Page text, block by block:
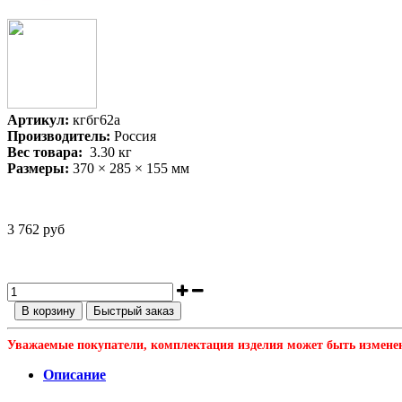
Артикул: кгбг62а
Производитель: Россия
Вес товара: 3.30 кг
Размеры: 370 × 285 × 155 мм
3 762 руб
В корзину Быстрый заказ
Уважаемые покупатели, комплектация изделия может быть
Описание